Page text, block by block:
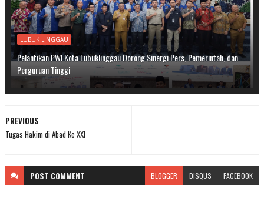
LUBUK LINGGAU
Pelantikan PWI Kota Lubuklinggau Dorong Sinergi Pers, Pemerintah, dan
Perguruan Tinggi
PREVIOUS
Tugas Hakim di Abad Ke XXI
POST COMMENT BLOGGER DISQUS FACEBOOK